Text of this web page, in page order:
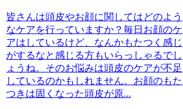
皆さんは頭皮やお顔に関してはどのよう
なケアを行っていますか？毎日お顔のケ
アはしているけど、なんかもたつく感じ
がするなと感じる方もいらっしゃるでし
ょうね。そのお悩みは頭皮のケアが不足
しているのかもしれません。お顔のもた
つきは固くなった頭皮が原...